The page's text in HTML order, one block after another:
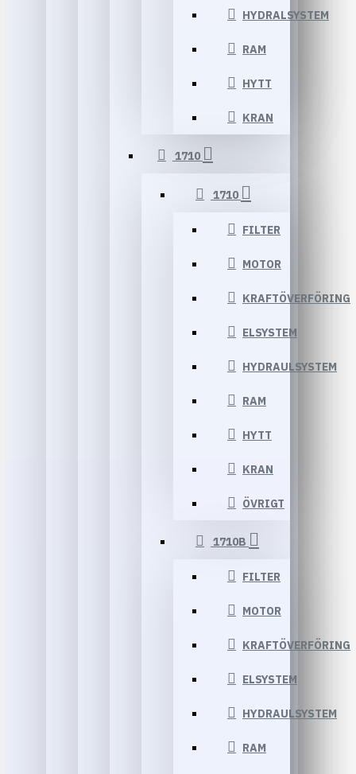
HYDRALSYSTEM
RAM
HYTT
KRAN
1710
1710
FILTER
MOTOR
KRAFTÖVERFÖRING
ELSYSTEM
HYDRAULSYSTEM
RAM
HYTT
KRAN
ÖVRIGT
1710B
FILTER
MOTOR
KRAFTÖVERFÖRING
ELSYSTEM
HYDRAULSYSTEM
RAM